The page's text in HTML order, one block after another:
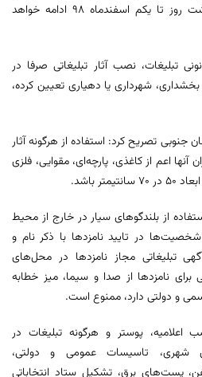
ماه آغاز می‌شود و به مدت هشت روز تا یکم اسفندماه ۹۸ ادامه خواهد
تبلیغات، نصب آثار تبلیغاتی صرفا در
شهرداری یا دهیاری تعیین کرده،
جنوبی تصریح کرد: استفاده از هرگونه آثار
آنها اعم از کاغذی، پارچه‌ای، مقوایی، فلزی
باشد.
از بلندگوهای سیار در خارج از محیط
در تایید نامزدها با ذکر نام و
تبلیغاتی مجاز نامزدها در محل‌های
برای نامزدها از صدا و سیما، میز خطابه
و دولتی دارد، ممنوع است.
پوستر و هرگونه تبلیغات در
شهری، تاسیسات عمومی و دولتی،
پست‌های برق، تشکیل ستاد انتخاباتی